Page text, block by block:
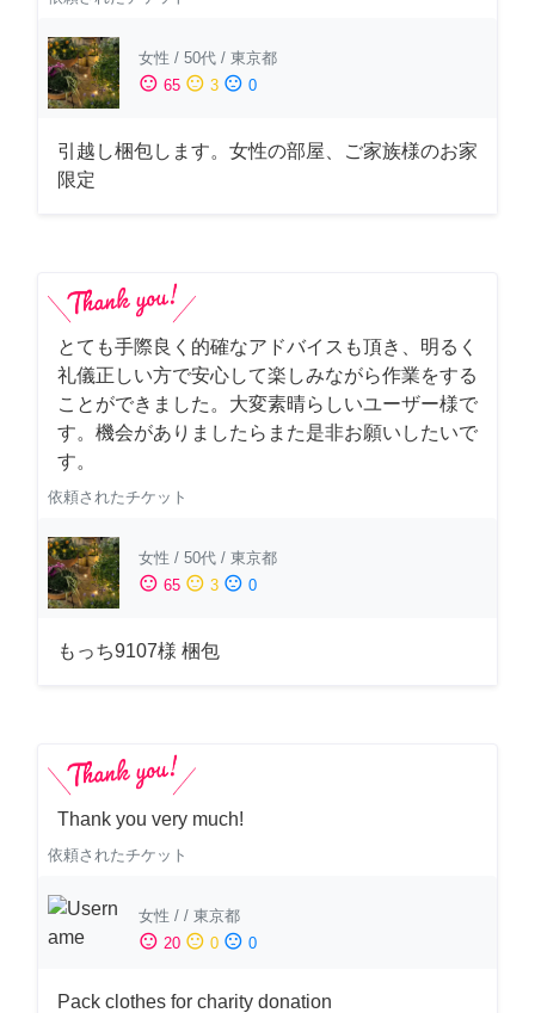
女性 / 50代 / 東京都
sentiment_satisfied 65 sentiment_neutral 3 sentiment_dissatisfied 0
引越し梱包します。女性の部屋、ご家族様のお家
限定
とても手際良く的確なアドバイスも頂き、明るく
礼儀正しい方で安心して楽しみながら作業をする
ことができました。大変素晴らしいユーザー様で
す。機会がありましたらまた是非お願いしたいで
す。
依頼されたチケット
女性 / 50代 / 東京都
sentiment_satisfied 65 sentiment_neutral 3 sentiment_dissatisfied 0
もっち9107様 梱包
Thank you very much!
依頼されたチケット
女性 / / 東京都
sentiment_satisfied 20 sentiment_neutral 0 sentiment_dissatisfied 0
Pack clothes for charity donation